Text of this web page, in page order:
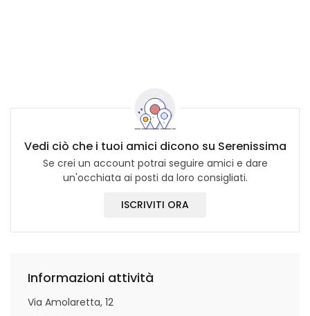
Vedi ciò che i tuoi amici dicono su Serenissima
Se crei un account potrai seguire amici e dare
un'occhiata ai posti da loro consigliati.
ISCRIVITI ORA
Informazioni attività
Via Amolaretta, 12